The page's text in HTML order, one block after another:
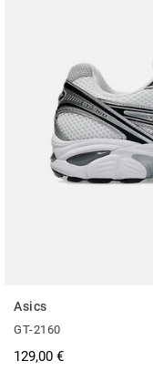
Asics
GT-2160
129,00 €